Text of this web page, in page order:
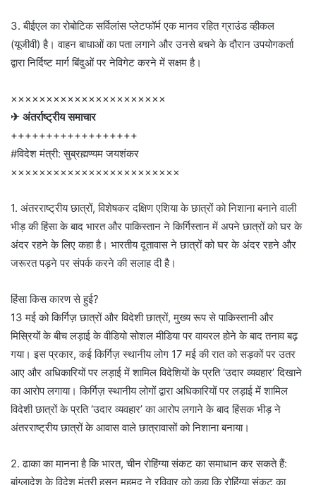
3. बीईएल का रोबोटिक सर्विलांस प्लेटफॉर्म एक मानव रहित ग्राउंड व्हीकल
(यूजीवी) है। वाहन बाधाओं का पता लगाने और उनसे बचने के दौरान उपयोगकर्ता
द्वारा निर्दिष्ट मार्ग बिंदुओं पर नेविगेट करने में सक्षम है।
××××××××××××××××××××××
✈ अंतर्राष्ट्रीय समाचार
++++++++++++++++++
#विदेश मंत्री: सुब्रह्मण्यम जयशंकर
××××××××××××××××××××××××
1. अंतरराष्ट्रीय छात्रों, विशेषकर दक्षिण एशिया के छात्रों को निशाना बनाने वाली
भीड़ की हिंसा के बाद भारत और पाकिस्तान ने किर्गिस्तान में अपने छात्रों को घर के
अंदर रहने के लिए कहा है। भारतीय दूतावास ने छात्रों को घर के अंदर रहने और
जरूरत पड़ने पर संपर्क करने की सलाह दी है।
हिंसा किस कारण से हुई?
13 मई को किर्गिज़ छात्रों और विदेशी छात्रों, मुख्य रूप से पाकिस्तानी और
मिस्रियों के बीच लड़ाई के वीडियो सोशल मीडिया पर वायरल होने के बाद तनाव बढ़
गया। इस प्रकार, कई किर्गिज़ स्थानीय लोग 17 मई की रात को सड़कों पर उतर
आए और अधिकारियों पर लड़ाई में शामिल विदेशियों के प्रति ‘उदार व्यवहार’ दिखाने
का आरोप लगाया। किर्गिज़ स्थानीय लोगों द्वारा अधिकारियों पर लड़ाई में शामिल
विदेशी छात्रों के प्रति ‘उदार व्यवहार’ का आरोप लगाने के बाद हिंसक भीड़ ने
अंतरराष्ट्रीय छात्रों के आवास वाले छात्रावासों को निशाना बनाया।
2. ढाका का मानना ​​है कि भारत, चीन रोहिंग्या संकट का समाधान कर सकते हैं:
बांग्लादेश के विदेश मंत्री हसन महमूद ने रविवार को कहा कि रोहिंग्या संकट का